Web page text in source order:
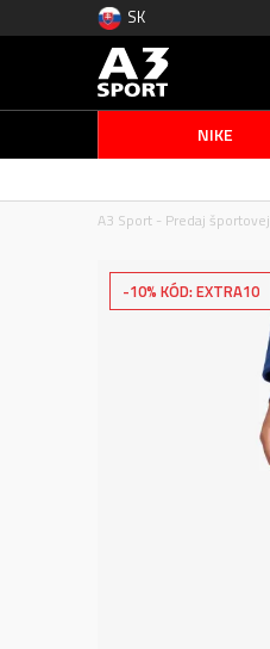
SK
NIKE
A3 Sport - Predaj
-10% KÓD: EXTRA10